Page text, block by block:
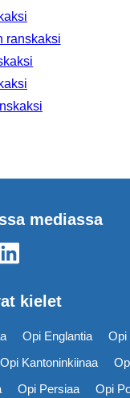
ranskaksi
mediassa
kielet
Opi Englantia Opi
Opi Kantoninkiinaa
Opi Persiaa Opi